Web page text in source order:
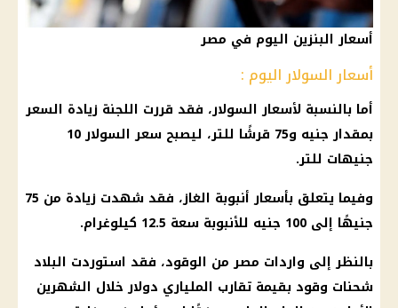
أسعار البنزين اليوم في مصر
أسعار السولار اليوم :
أما بالنسبة لأسعار السولار، فقد قررت اللجنة زيادة السعر
بمقدار جنيه و75 قرشًا للتر، ليصبح سعر السولار 10
جنيهات للتر.
وفيما يتعلق بأسعار أنبوبة الغاز، فقد شهدت زيادة من 75
جنيهًا إلى 100 جنيه للأنبوبة سعة 12.5 كيلوغرام.
بالنظر إلى واردات مصر من الوقود، فقد استوردت البلاد
شحنات وقود بقيمة تقارب الملياري دولارخلال الشهرين